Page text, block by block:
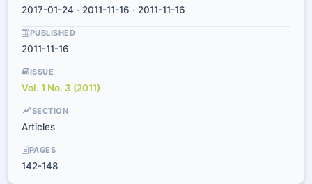
2017-01-24 · 2011-11-16 · 2011-11-16
PUBLISHED
2011-11-16
ISSUE
Vol. 1 No. 3 (2011)
SECTION
Articles
PAGES
142-148